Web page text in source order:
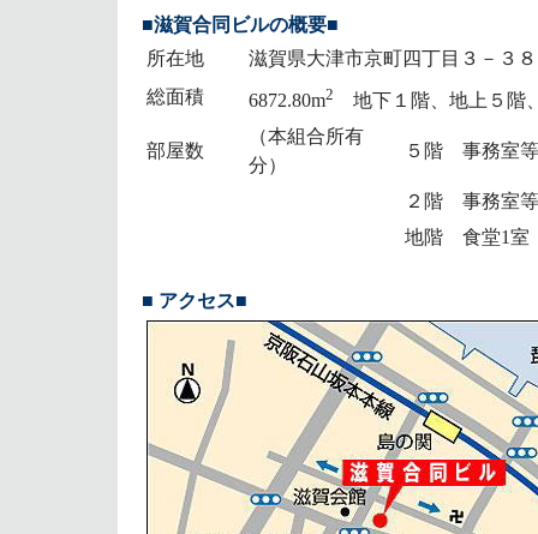
■滋賀合同ビルの概要■
所在地
滋賀県大津市京町四丁目３－３
総面積
6872.80m2 地下１階、地上５階
部屋数
（本組合所有
分）
５階 事務室
２階 事務室
地階 食堂1室
■ アクセス■